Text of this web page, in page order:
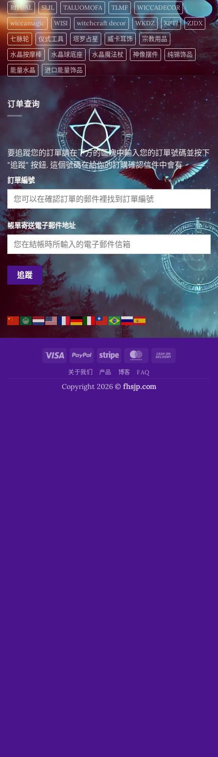
RITUAL SLJL TALUOMOFA TLMF
WICCADECOR
wiccamagic
WISI witchcraft decor WKDZ XPTJ
ZJDX
七脉轮
仪式工具 塔罗占星 威卡耳饰
宗教用品
水晶按摩棒
水晶球底座 水晶魔法杖 神像摆件
纯锡饰品
能量水晶
进口能量饰品
订单查询
要追蹤您的訂單請在下方的區塊中輸入您的訂單號碼並按下
"追蹤" 按鈕. 這個號碼在給你的訂購確認信件中會有
訂單編號
帳單寄送電子郵件地址
追蹤
Visa PayPal Stripe MasterCard
关于我们 产品 博客 FAQ
Copyright 2026 © fhsjp.com